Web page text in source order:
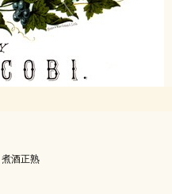
煮酒正熟